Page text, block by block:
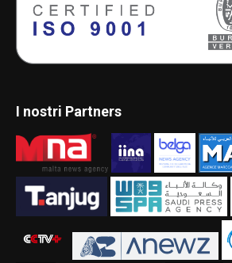
I nostri Partners